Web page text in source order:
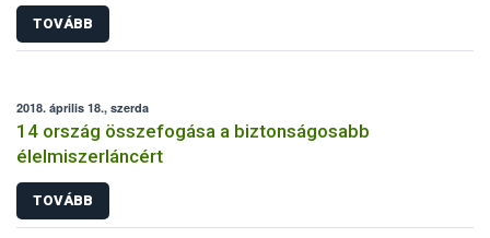
TOVÁBB
2018. április 18., szerda
14 ország összefogása a biztonságosabb
élelmiszerláncért
TOVÁBB